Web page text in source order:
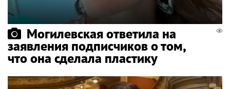
Могилевская ответила на
заявления подписчиков о том,
что она сделала пластику